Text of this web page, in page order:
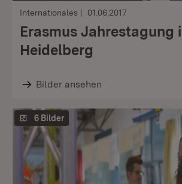
Internationales 01.06.2017
Erasmus Jahrestagung
Heidelberg
Bilder ansehen
6 Bilder